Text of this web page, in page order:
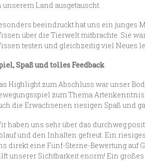
unserem Land ausgetauscht.
beeindruckt hat uns ein junges
über die Tierwelt mitbrachte. Sie
testen und gleichzeitig viel Neues
Spaß und tolles Feedback
Highlight zum Abschluss war unser
zum Thema
die Erwachsenen riesigen Spaß und
haben uns sehr über das durchweg
und den Inhalten gefreut. Ein
direkt eine Fünf-Sterne-Bewertung auf
unserer Sichtbarkeit enorm! Ein